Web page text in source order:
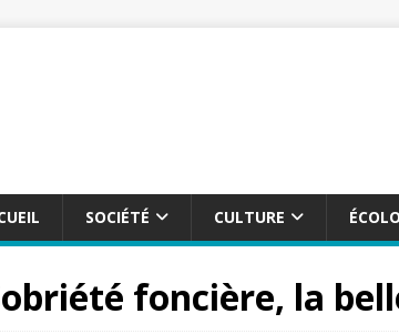
SOCIÉTÉ CULTURE
foncière, la